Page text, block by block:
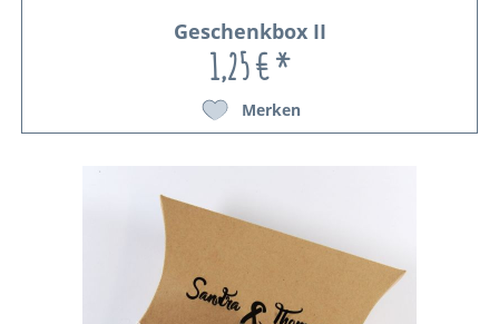
Geschenkbox II
1,25 € *
Merken